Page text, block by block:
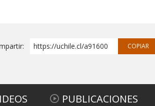
https://uchile.cl/a91600 COPIAR
PUBLICACIONES